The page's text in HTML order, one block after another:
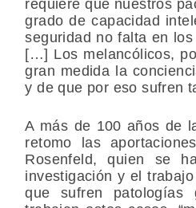
requiere que nuestros
grado de capacidad
seguridad no falta en
[…] Los melancólicos,
gran medida la
y de que por eso sufren
A más de 100 años de
retomo las
Rosenfeld, quien se
investigación y el
que sufren patologías